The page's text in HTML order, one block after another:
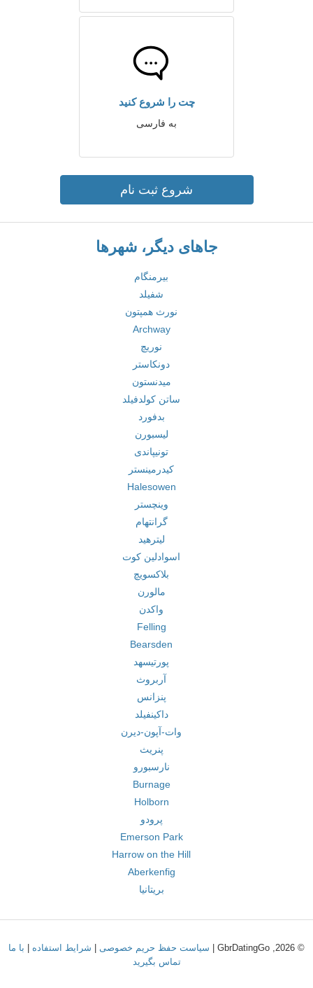
چت را شروع کنید
به فارسی
شروع ثبت نام
جاهای دیگر، شهرها
بیرمنگام
شفیلد
نورث همپتون
Archway
نوریچ
دونکاستر
میدنستون
ساتن کولدفیلد
بدفورد
لیسبورن
تونیپاندی
کیدرمینستر
Halesowen
وینچستر
گرانتهام
لیترهید
اسوادلین کوت
بلاکسویچ
مالورن
واکدن
Felling
Bearsden
پورتیسهد
آربروث
پنزانس
داکینفیلد
وات-آپون-دیرن
پنریث
نارسبورو
Burnage
Holborn
پرودو
Emerson Park
Harrow on the Hill
Aberkenfig
بریتانیا
© 2026, GbrDatingGo | سیاست حفظ حریم خصوصی شرایط استفاده
با ما
تماس بگیرید